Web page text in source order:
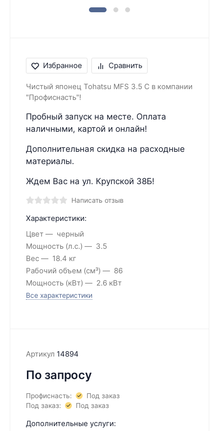
Избранное Сравнить
Чистый японец Tohatsu MFS 3.5 C в компании
"Профиснасть"!
Пробный запуск на месте. Оплата
наличными, картой и онлайн!
Дополнительная скидка на расходные
материалы.
Ждем Вас на ул. Крупской 38Б!
Написать отзыв
Характеристики:
Цвет
черный
Мощность (л.с.)
3.5
Вес
18.4 кг
Рабочий объем (см³)
86
Мощность (кВт)
2.6 кВт
Все характеристики
Артикул 14894
По запросу
Профиснасть:
Под заказ
Под заказ:
Под заказ
Дополнительные услуги: